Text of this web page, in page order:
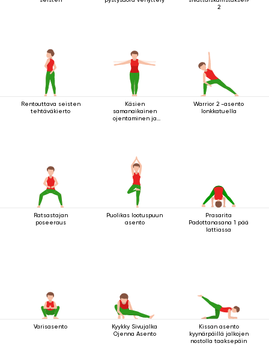
2
Rentouttava seisten
tehtäväkierto
Käsien
samanaikainen
ojentaminen ja
Warrior 2 -asento
lonkkatuella
Ratsastajan
poseeraus
Puolikas lootuspuun
asento
Prasarita
Padottanasana 1 pää
lattiassa
Varisasento
Kyykky Sivujalka
Ojenna Asento
Kissan asento
kyynärpäillä jalkojen
nostolla taaksepäin